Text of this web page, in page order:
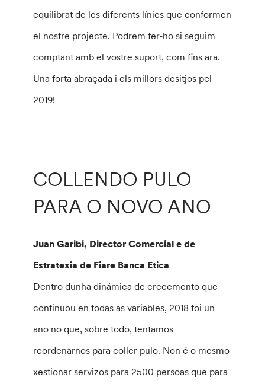
equilibrat de les diferents línies que conformen
el nostre projecte. Podrem fer-ho si seguim
comptant amb el vostre suport, com fins ara.
Una forta abraçada i els millors desitjos pel
2019!
COLLENDO PULO
PARA O NOVO ANO
Juan Garibi, Director Comercial e de
Estratexia de Fiare Banca Etica
Dentro dunha dinámica de crecemento que
continuou en todas as variables, 2018 foi un
ano no que, sobre todo, tentamos
reordenarnos para coller pulo. Non é o mesmo
xestionar servizos para 2500 persoas que para